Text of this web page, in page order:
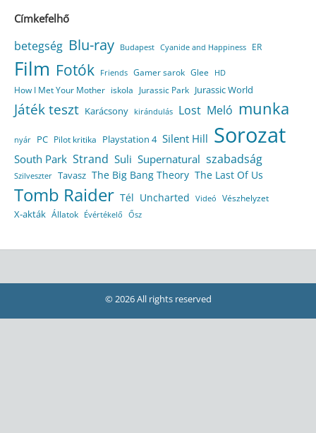
Címkefelhő
betegség Blu-ray Budapest Cyanide and Happiness ER
Film Fotók Friends Gamer sarok Glee HD
How I Met Your Mother iskola Jurassic Park Jurassic World
Játék teszt Karácsony kirándulás Lost Meló munka
nyár PC Pilot kritika Playstation 4 Silent Hill Sorozat
South Park Strand Suli Supernatural szabadság
Szilveszter Tavasz The Big Bang Theory The Last Of Us
Tomb Raider Tél Uncharted Videó Vészhelyzet
X-akták Állatok Évértékelő Ősz
© 2026 All rights reserved